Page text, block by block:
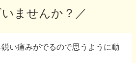
ませんか？／
い痛みがでるので思うように動